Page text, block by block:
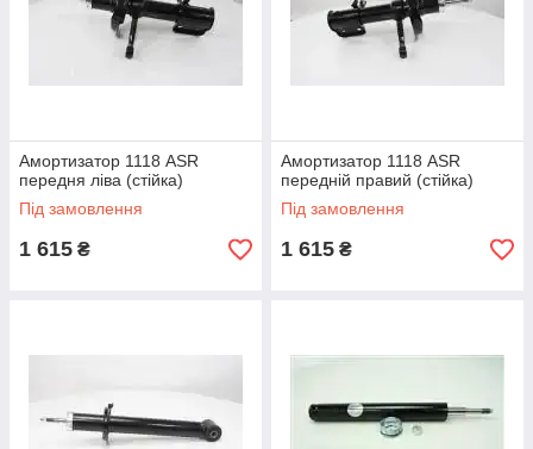
Амортизатор 1118 ASR
передня ліва (стійка)
Під замовлення
1 615 ₴
Амортизатор 1118 ASR
передній правий (стійка)
Під замовлення
1 615 ₴